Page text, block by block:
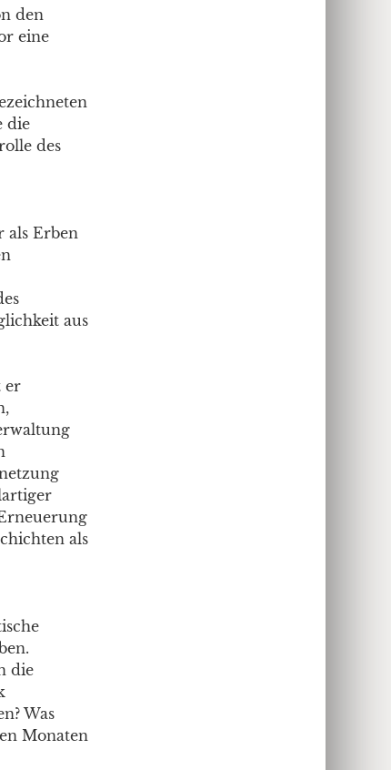
den
eine
die
des
als Erben
aus
er
als
die
Was
Monaten